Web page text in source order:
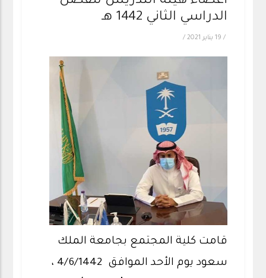
الدراسي الثاني 1442 هـ
/ 19 يناير 2021 /
قامت كلية المجتمع بجامعة الملك
سعود يوم الأحد الموافق 4/6/1442 ،